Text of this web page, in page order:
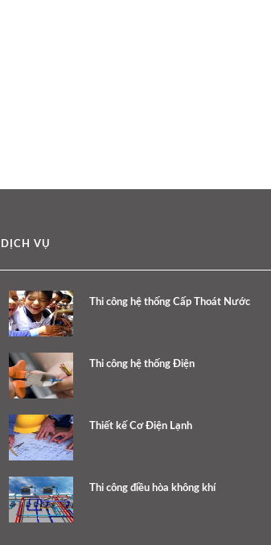
DỊCH VỤ
Thi công hệ thống Cấp Thoát Nước
Thi công hệ thống Điện
Thiết kế Cơ Điện Lạnh
Thi công điều hòa không khí